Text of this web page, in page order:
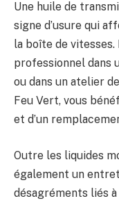
Une huile de
signe d’usure qui
la boîte de vitesses.
professionnel dans
ou dans un atelier
Feu Vert, vous
et d’un
Outre les liquides
également un
désagréments liés